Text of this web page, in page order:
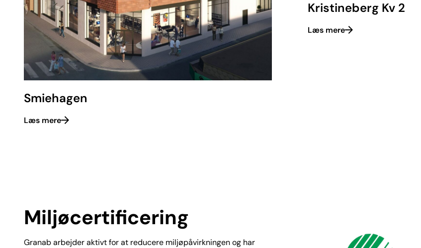
Smiehagen
Læs mere
Kristineberg Kv 2
Læs mere
Miljøcertificering
Granab arbejder aktivt for at reducere miljøpåvirkningen og har